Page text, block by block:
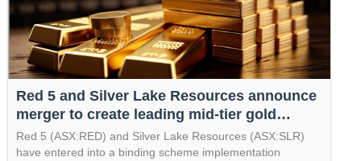
Red 5 and Silver Lake Resources announce
merger to create leading mid-tier gold
company
Red 5 (ASX:RED) and Silver Lake Resources (ASX:SLR)
have entered into a binding scheme implementation